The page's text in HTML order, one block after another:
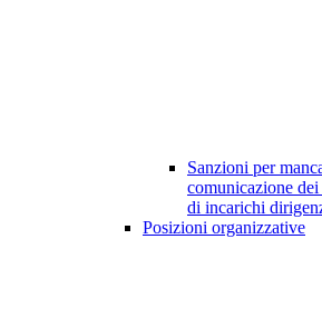
Sanzioni per
comunicazione
di incarichi
Posizioni organizzative